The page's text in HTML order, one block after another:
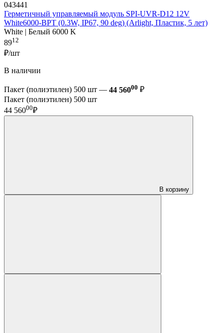
043441
Герметичный управляемый модуль SPI-UVR-D12 12V
White6000-BPT (0.3W, IP67, 90 deg) (Arlight, Пластик, 5 лет)
White | Белый 6000 K
8912
₽/шт
В наличии
Пакет (полиэтилен) 500 шт — 44 56000 ₽
Пакет (полиэтилен) 500 шт
44 56000₽
В корзину